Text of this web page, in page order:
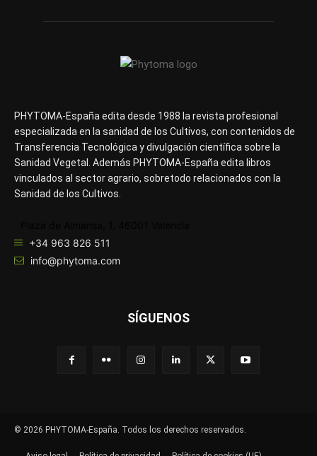
PHYTOMA-España edita desde 1988 la revista profesional
especializada en la sanidad de los Cultivos, con contenidos de
Transferencia Tecnológica y divulgación científica sobre la
Sanidad Vegetal. Además PHYTOMA-España edita libros
vinculados al sector agrario, sobretodo relacionados con la
Sanidad de los Cultivos.
+34 963 826 511
info@phytoma.com
SÍGUENOS
© 2026 PHYTOMA-España. Todos los derechos reservados.